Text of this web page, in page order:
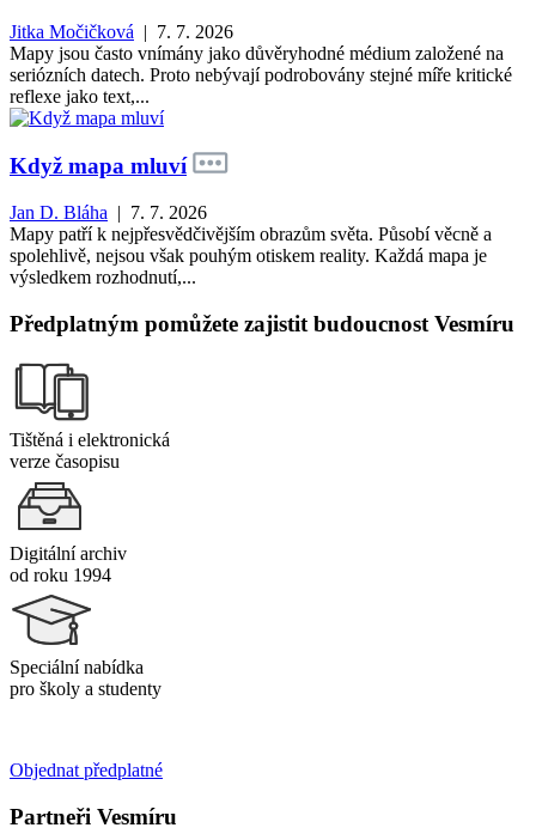
Jitka Močičková | 7. 7. 2026
Mapy jsou často vnímány jako důvěryhodné médium založené na
seriózních datech. Proto nebývají podrobovány stejné míře kritické
reflexe jako text,...
Když mapa mluví
Jan D. Bláha | 7. 7. 2026
Mapy patří k nejpřesvědčivějším obrazům světa. Působí věcně a
spolehlivě, nejsou však pouhým otiskem reality. Každá mapa je
výsledkem rozhodnutí,...
Předplatným pomůžete zajistit budoucnost Vesmíru
Tištěná i elektronická
verze časopisu
Digitální archiv
od roku 1994
Speciální nabídka
pro školy a studenty
Objednat předplatné
Partneři Vesmíru